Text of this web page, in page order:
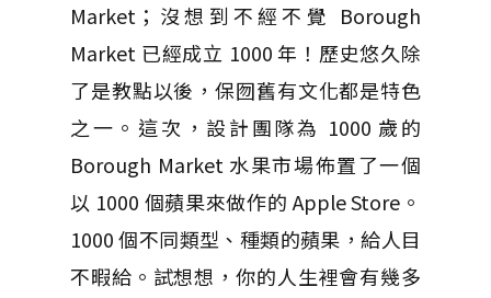
Market；沒想到不經不覺 Borough
Market 已經成立 1000 年！歷史悠久除
了是教點以後，保囫舊有文化都是特色
之一。這次，設計團隊為 1000 歲的
Borough Market 水果市場佈置了一個
以 1000 個蘋果來做作的 Apple Store。
1000 個不同類型、種類的蘋果，給人目
不暇給。試想想，你的人生裡會有幾多